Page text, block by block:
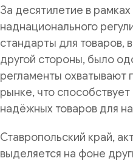
За десятилетие в
наднационального
стандарты для товаров,
другой стороны, было
регламенты охватывают
рынке, что
надёжных товаров для
Ставропольский край,
выделяется на фоне